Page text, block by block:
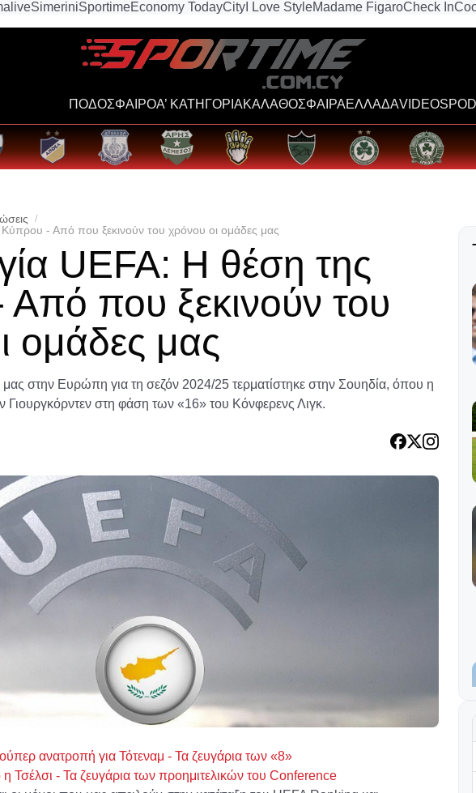
SimeriniSportimeEconomy TodayCity I Love StyleMadame FigaroCheck In
ΠΟΔΟΣΦΑΙΡΟΑ’ ΚΑΤΗΓΟΡΙΑΚΑΛΑΘΟΣΦΑΙΡΑΕΛΛΑΔΑVIDEOS
- Από που ξεκινούν του χρόνου οι ομάδες μας
UEFA: Η θέση της
που ξεκινούν του
ομάδες μας
στην Ευρώπη για τη σεζόν 2024/25 τερματίστηκε στην Σουηδία, όπου η
Γιουργκόρντεν στη φάση των «16» του Κόνφερενς Λιγκ.
ανατροπή για Τότεναμ - Τα ζευγάρια των «8»
Τσέλσι - Τα ζευγάρια των προημιτελικών του Conference